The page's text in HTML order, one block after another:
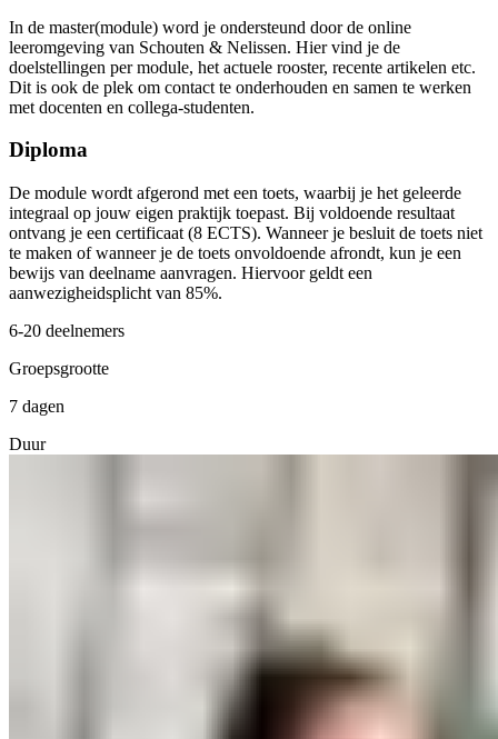
In de master(module) word je ondersteund door de online
leeromgeving van Schouten & Nelissen. Hier vind je de
doelstellingen per module, het actuele rooster, recente artikelen etc.
Dit is ook de plek om contact te onderhouden en samen te werken
met docenten en collega-studenten.
Diploma
De module wordt afgerond met een toets, waarbij je het geleerde
integraal op jouw eigen praktijk toepast. Bij voldoende resultaat
ontvang je een certificaat (8 ECTS). Wanneer je besluit de toets niet
te maken of wanneer je de toets onvoldoende afrondt, kun je een
bewijs van deelname aanvragen. Hiervoor geldt een
aanwezigheidsplicht van 85%.
6-20 deelnemers
Groepsgrootte
7 dagen
Duur